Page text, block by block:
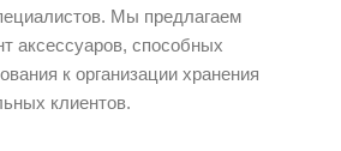
Мы предлагаем
аксессуаров, способных
к организации хранения
клиентов.